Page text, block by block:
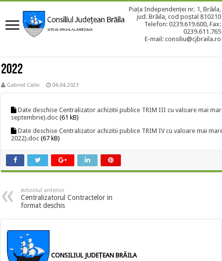
Piața Independenței nr. 1, Brăila,
jud. Brăila, cod poștal 810210
Telefon: 0239.619.600, Fax:
0239.611.765
E-mail: consiliu@cjbraila.ro
2022
Gabriel Calin 04.04.2023
Date deschise Centralizator achizitii publice TRIM III cu valoare mai
septembrie).doc (61 kB)
Date deschise Centralizator achizitii publice TRIM IV cu valoare mai
2022).doc (67 kB)
Articolul anterior
Centralizatorul Contractelor in
format deschis
CONSILIUL JUDEȚEAN BRĂILA